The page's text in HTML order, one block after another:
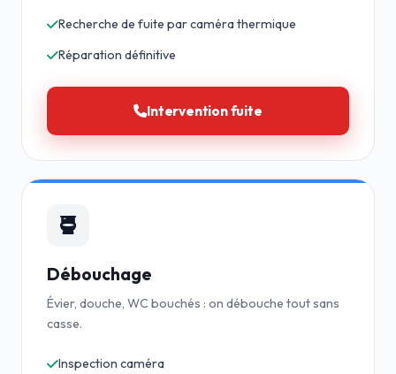
Recherche de fuite par caméra thermique
Réparation définitive
Intervention fuite
Débouchage
Évier, douche, WC bouchés : on débouche tout sans
casse.
Inspection caméra